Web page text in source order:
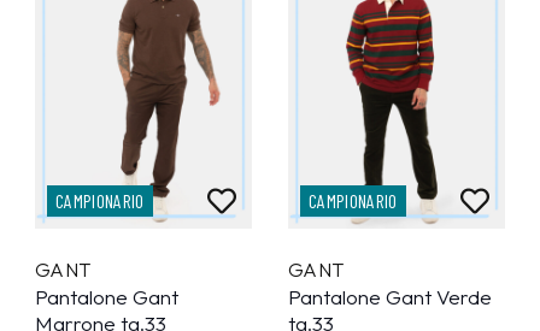
CAMPIONARIO
GANT
Pantalone Gant
Marrone tg.33
CAMPIONARIO
GANT
Pantalone Gant Verde
tg.33